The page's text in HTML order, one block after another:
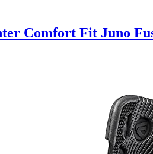
Comfort Fit Juno